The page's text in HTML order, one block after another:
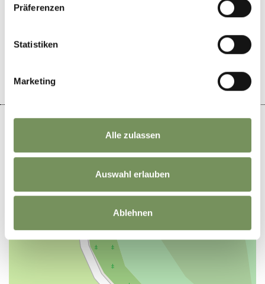
Präferenzen
Statistiken
Marketing
Alle zulassen
Auswahl erlauben
Ablehnen
JA NEIN